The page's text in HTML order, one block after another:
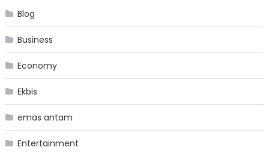
Blog
Business
Economy
Ekbis
emas antam
Entertainment